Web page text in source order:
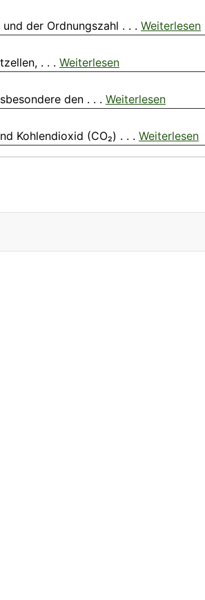
der Ordnungszahl . . . Weiterlesen
. . . Weiterlesen
den . . . Weiterlesen
Kohlendioxid (CO₂) . . . Weiterlesen